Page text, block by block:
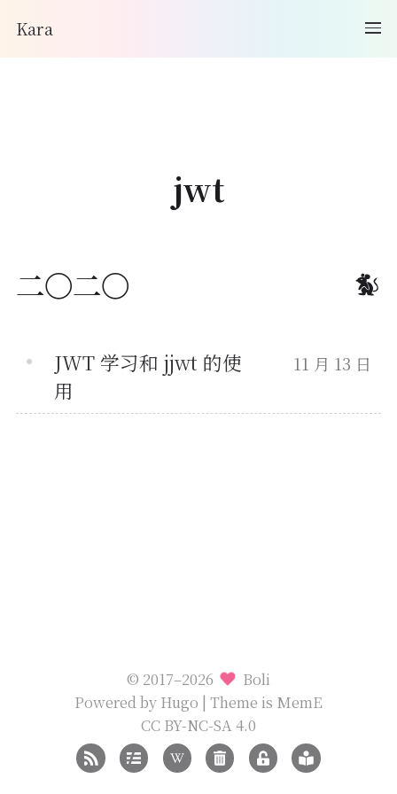
Kara
jwt
二〇二〇
JWT 学习和 jjwt 的使
用
11 月 13 日
© 2017–2026
Boli
Powered by Hugo | Theme is MemE
CC BY-NC-SA 4.0